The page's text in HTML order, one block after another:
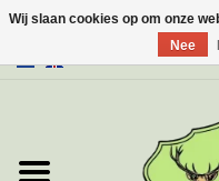
Over ons
Wij slaan cookies op om onze
Nee